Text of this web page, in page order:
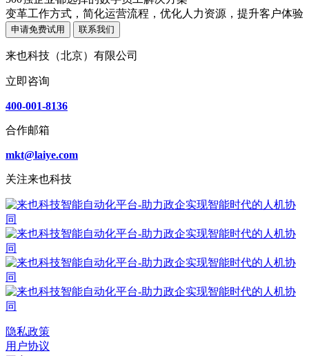
变革工作方式，简化运营流程，优化人力资源，提升客户体验
申请免费试用 联系我们
来也科技（北京）有限公司
立即咨询
400-001-8136
合作邮箱
mkt@laiye.com
关注来也科技
隐私政策
用户协议